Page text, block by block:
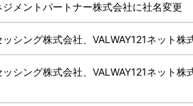
メントパートナー株式会社に社名変更
シング株式会社、VALWAY121ネット株
シング株式会社、VALWAY121ネット